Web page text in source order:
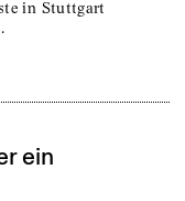
in Stuttgart
ein